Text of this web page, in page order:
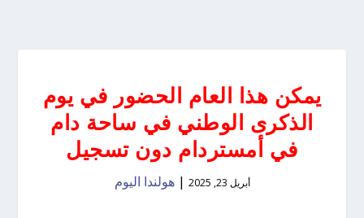
يمكن هذا العام الحضور في يوم
الذكرى الوطني في ساحة دام
في أمستردام دون تسجيل
أبريل 23, 2025 |هولندا اليوم